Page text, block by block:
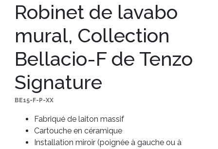
Robinet de lavabo
mural, Collection
Bellacio-F de Tenzo
Signature
BE15-F-P-XX
Fabriqué de laiton massif
Cartouche en céramique
Installation miroir (poignée à gauche ou à